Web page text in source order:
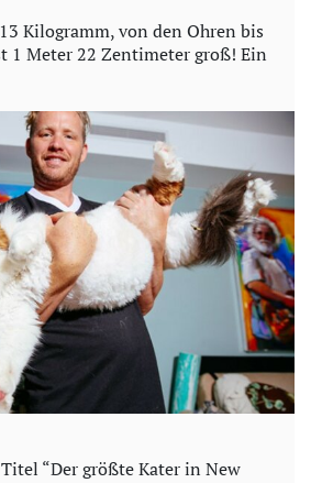
Kilogramm, von den Ohren bis
1 Meter 22 Zentimeter groß! Ein
“Der größte Kater in New